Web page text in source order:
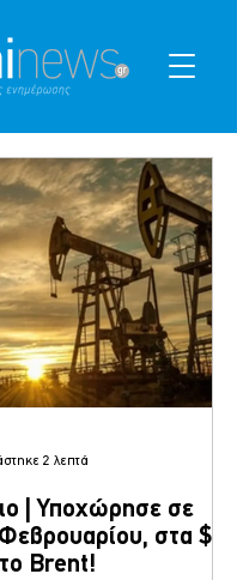
| Υποχώρησε σε
στα $70
Brent!
2 λεπτά